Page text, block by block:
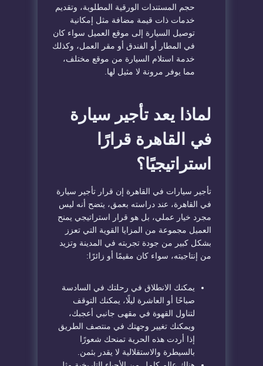
حجم المستندات الورقية المطلوبة، وتقديم
خدمات ذات قيمة مضافة مثل إمكانية
توصيل السيارة إلى موقع العميل سواء كان
في المطار أو الفندق أو مقر العمل، وكذلك
خدمة استلام السيارة من موقع مختلف،
مما يوفر مرونة لا مثيل لها.
لماذا يعد تأجير سيارة
في القاهرة قرارًا
استراتيجيًا؟
تأجير سيارات في القاهرة إن قرار تأجير سيارة
في القاهرة، عند دراسته بعمق، يتضح أنه ليس
مجرد خيار عملي، بل هو قرار استراتيجي يمنح
العميل مجموعة من المزايا القوية التي تعزز
بشكل كبير من جودة تجربته في المدينة وتزيد
من إنتاجيته، سواء كان مقيمًا أو زائرًا:
يمكنك الانطلاق في رحلتك في السادسة
صباحًا أو العاشرة ليلًا، يمكنك التوقف
لتناول القهوة في مقهى جانبي أعجبك،
ويمكنك تغيير وجهتك في منتصف الطريق
إذا أردت هذه الحرية تمنحك شعورًا
بالسيطرة والاستقلالية لا يقدر بثمن.